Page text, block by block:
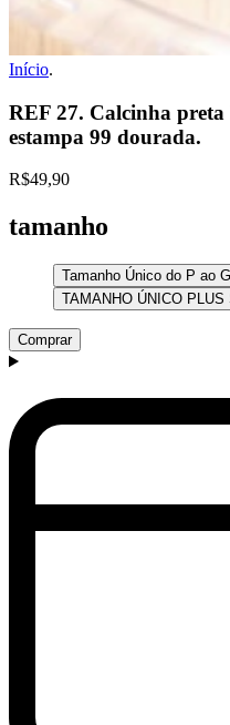
Início.
REF 27. Calcinha
estampa 99 dourada.
R$49,90
tamanho
Tamanho Único do P ao G
TAMANHO ÚNICO
Comprar